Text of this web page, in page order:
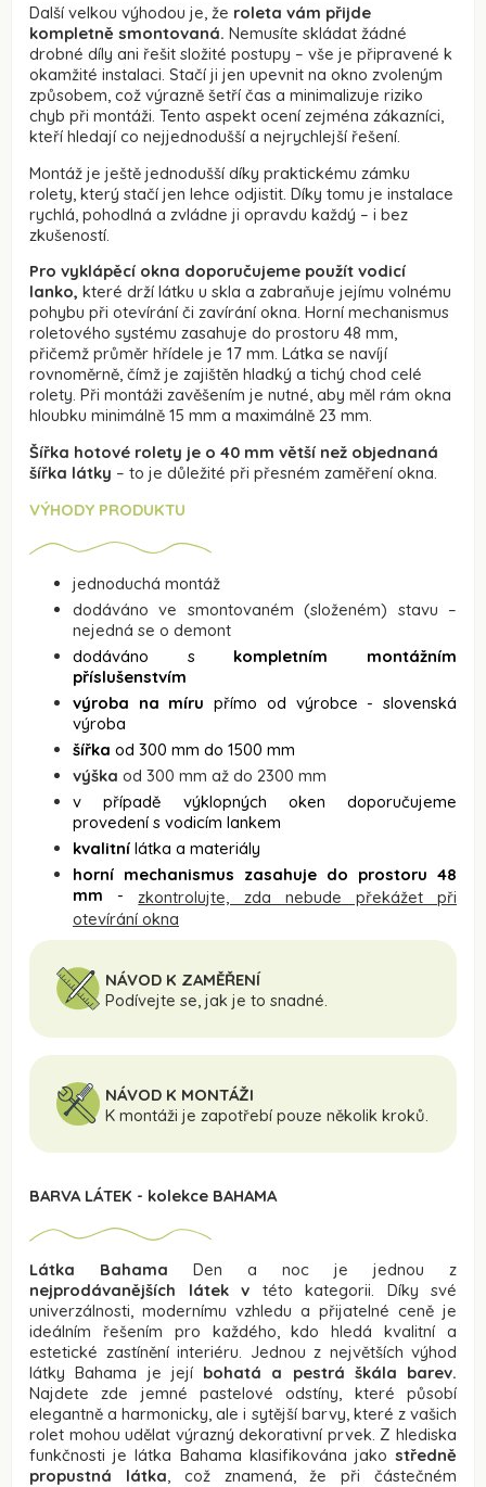
Další velkou výhodou je, že roleta vám přijde
kompletně smontovaná. Nemusíte skládat žádné
drobné díly ani řešit složité postupy – vše je připravené k
okamžité instalaci. Stačí ji jen upevnit na okno zvoleným
způsobem, což výrazně šetří čas a minimalizuje riziko
chyb při montáži. Tento aspekt ocení zejména zákazníci,
kteří hledají co nejjednodušší a nejrychlejší řešení.
Montáž je ještě jednodušší díky praktickému zámku
rolety, který stačí jen lehce odjistit. Díky tomu je instalace
rychlá, pohodlná a zvládne ji opravdu každý – i bez
zkušeností.
Pro vyklápěcí okna doporučujeme použít vodicí
lanko, které drží látku u skla a zabraňuje jejímu volnému
pohybu při otevírání či zavírání okna. Horní mechanismus
roletového systému zasahuje do prostoru 48 mm,
přičemž průměr hřídele je 17 mm. Látka se navíjí
rovnoměrně, čímž je zajištěn hladký a tichý chod celé
rolety. Při montáži zavěšením je nutné, aby měl rám okna
hloubku minimálně 15 mm a maximálně 23 mm.
Šířka hotové rolety je o 40 mm větší než objednaná
šířka látky – to je důležité při přesném zaměření okna.
VÝHODY PRODUKTU
jednoduchá montáž
dodáváno ve smontovaném (složeném) stavu –
nejedná se o demont
dodáváno s kompletním montážním
příslušenstvím
výroba na míru přímo od výrobce - slovenská
výroba
šířka od 300 mm do 1500 mm
výška od 300 mm až do 2300 mm
v případě výklopných oken doporučujeme
provedení s vodicím lankem
kvalitní látka a materiály
horní mechanismus zasahuje do prostoru 48
mm - zkontrolujte, zda nebude překážet při
otevírání okna
NÁVOD K ZAMĚŘENÍ
Podívejte se, jak je to snadné.
NÁVOD K MONTÁŽI
K montáži je zapotřebí pouze několik kroků.
BARVA LÁTEK - kolekce BAHAMA
Látka Bahama Den a noc je jednou z
nejprodávanějších látek v této kategorii. Díky své
univerzálnosti, modernímu vzhledu a přijatelné ceně je
ideálním řešením pro každého, kdo hledá kvalitní a
estetické zastínění interiéru. Jednou z největších výhod
látky Bahama je její bohatá a pestrá škála barev.
Najdete zde jemné pastelové odstíny, které působí
elegantně a harmonicky, ale i sytější barvy, které z vašich
rolet mohou udělat výrazný dekorativní prvek. Z hlediska
funkčnosti je látka Bahama klasifikována jako středně
propustná látka, což znamená, že při částečném